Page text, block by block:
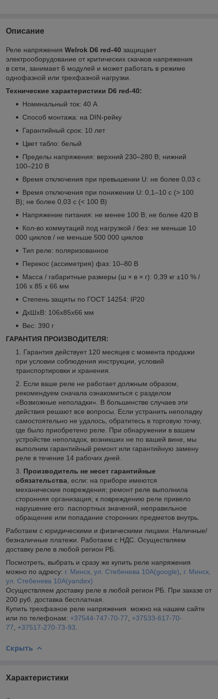
Описание
Реле напряжения Welrok D6 red-40 защищает
электрооборудование от критических скачков напряжения
в сети, занимает 6 модулей и может работать в режиме
однофазной или трехфазной нагрузки.
Технические характеристики D6 red-40:
Номинальный ток: 40 А
Способ монтажа: на DIN-рейку
Гарантийный срок: 10 лет
Цвет табло: белый
Пределы напряжения: верхний 230–280 В; нижний
100–210 В
Время отключения при превышении U: не более 0,03 с
Время отключения при понижении U: 0,1–10 c (> 100
В); не более 0,03 с (< 100 В)
Напряжение питания: не менее 100 В; не более 420 В
Кол-во коммутаций под нагрузкой / без: не меньше 10
000 циклов / не меньше 500 000 циклов
Тип реле: поляризованное
Перекос (ассиметрия) фаз: 10–80 В
Масса / габаритные размеры (ш × в × г): 0,39 кг ±10 % /
106 х 85 х 66 мм
Степень защиты по ГОСТ 14254: IP20
ДxШxВ: 106x85x66 мм
Вес: 390 г
ГАРАНТИЯ ПРОИЗВОДИТЕЛЯ:
Гарантия действует 120 месяцев с момента продажи
при условии соблюдения инструкции, условий
транспортировки и хранения.
Если ваше реле не работает должным образом,
рекомендуем сначала ознакомиться с разделом
«Возможные неполадки». В большинстве случаев эти
действия решают все вопросы. Если устранить неполадку
самостоятельно не удалось, обратитесь в торговую точку,
где было приобретено реле. При обнаружении в вашем
устройстве неполадок, возникших не по вашей вине, мы
выполним гарантийный ремонт или гарантийную замену
реле в течение 14 рабочих дней.
Производитель не несет гарантийные
обязательства , если: на приборе имеются
механические повреждения; ремонт реле выполнила
сторонняя организация; к повреждению реле привело
нарушение его паспортных значений, неправильное
обращение или попадание сторонних предметов внутрь.
Работаем с юридическими и физическими лицами. Наличные/
безналичные платежи. Работаем с НДС. Осуществляем
доставку реле в любой регион РБ.
Посмотреть, выбрать и сразу же купить реле напряжения
можно по адресу: г. Минск, ул. Стебенева 10А(google)
г. Минск,
ул. Стебенева 10А(yandex)
Осуществляем доставку реле в любой регион РБ. При заказе от
200 руб. доставка бесплатная.
Купить трехфазное реле напряжения можно на нашем сайте
или по телефонам: +37544-747-70-77 +37533-617-70-
77 +37517-270-73-93
Скрыть
Характеристики